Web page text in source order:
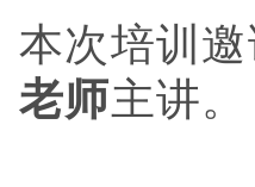
本次培训
老师主讲。